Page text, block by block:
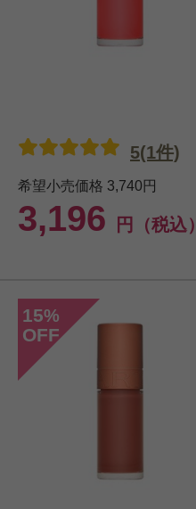
希望小売価格 3,740円
3,196 円（税込）
5(1件)
15%
OFF